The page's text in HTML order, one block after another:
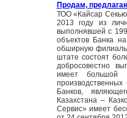
Продам,
ТОО «Кайсар
2013 году из
выполнявшей с
объектов Банка
обширную
штате состоят
добросовестно
имеет большой
Банков,
Казахстана –
Сервис» имеет